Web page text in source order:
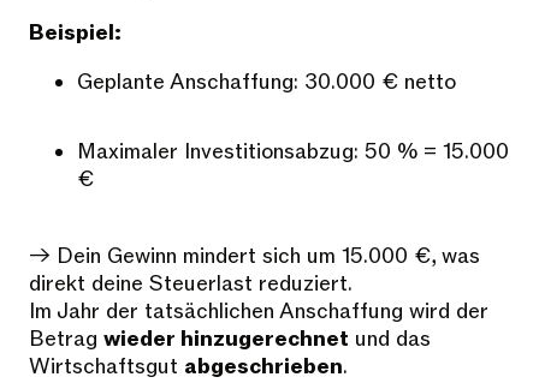
Beispiel:
Geplante Anschaffung: 30.000 € netto
Maximaler Investitionsabzug: 50 % = 15.000
€
→ Dein Gewinn mindert sich um 15.000 €, was
direkt deine Steuerlast reduziert.
Im Jahr der tatsächlichen Anschaffung wird der
Betrag wieder hinzugerechnet und das
Wirtschaftsgut abgeschrieben.